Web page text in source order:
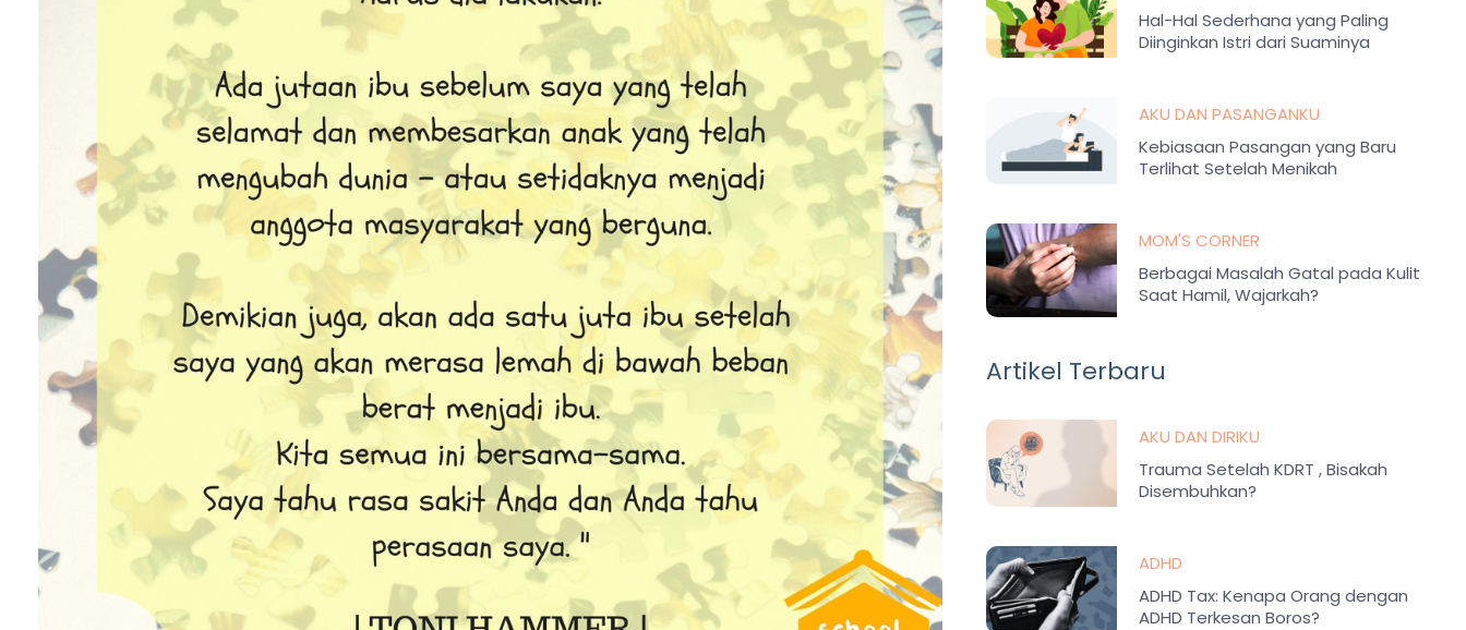
Hal-Hal Sederhana yang Paling
Diinginkan Istri dari Suaminya
AKU DAN PASANGANKU
Kebiasaan Pasangan yang Baru
Terlihat Setelah Menikah
MOM'S CORNER
Berbagai Masalah Gatal pada Kulit
Saat Hamil, Wajarkah?
Artikel Terbaru
AKU DAN DIRIKU
Trauma Setelah KDRT , Bisakah
Disembuhkan?
ADHD
ADHD Tax: Kenapa Orang dengan
ADHD Terkesan Boros?